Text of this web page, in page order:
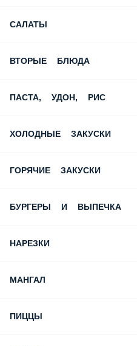
САЛАТЫ
ВТОРЫЕ БЛЮДА
ПАСТА, УДОН, РИС
ХОЛОДНЫЕ ЗАКУСКИ
ГОРЯЧИЕ ЗАКУСКИ
БУРГЕРЫ И ВЫПЕЧКА
НАРЕЗКИ
МАНГАЛ
ПИЦЦЫ